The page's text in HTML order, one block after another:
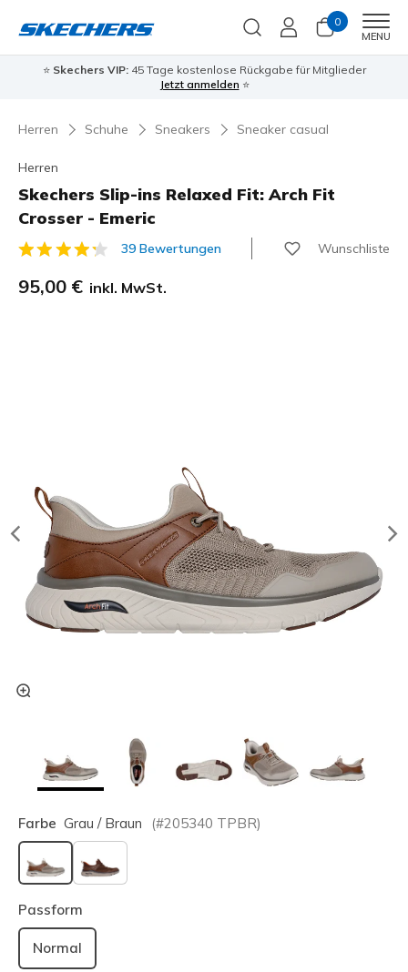
0
MENU
⭐ Skechers VIP:45 Tage kostenlose Rückgabe für Mitglieder
Jetzt anmelden ⭐
Herren Schuhe Sneakers Sneaker casual
Herren
Skechers Slip-ins Relaxed Fit: Arch Fit
Crosser - Emeric
5 von 5 Kundenbewertungen
39 Bewertungen Wunschliste
95,00 € inkl. MwSt.
Farbe Grau / Braun (#205340 TPBR)
ausgewählt
Passform
Normal